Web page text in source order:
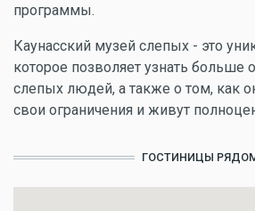
программы.
Каунасский музей слепых - это
которое позволяет узнать больше
слепых людей, а также о том, как
свои ограничения и живут
ГОСТИНИЦЫ